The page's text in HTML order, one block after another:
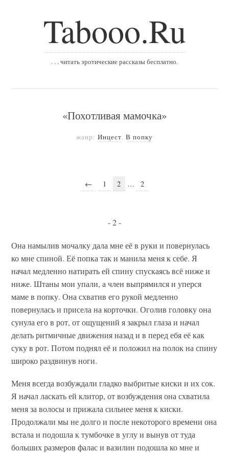
Tabooo.Ru
. . . читать эротические рассказы бесплатно.
«Похотливая мамочка»
жанр: Инцест, В попку
← 1 2 … 2
- 2 -
Она намылив мочалку дала мне её в руки и повернулась
ко мне спиной. Её попка так и манила меня к себе. Я
начал медленно натирать ей спину спускаясь всё ниже и
ниже. Штаны мои упали, а член выпрямился и уперся
маме в попку. Она схватив его рукой медленно
повернулась и присела на корточки. Оголив головку она
сунула его в рот, от ощущений я закрыл глаза и начал
делать ритмичные движения назад и в перед ебя её как
суку в рот. Потом поднял её и положил на полок на спину
широко раздвинув ноги.
Меня всегда возбуждали гладко выбритые киски и их сок.
Я начал ласкать ей клитор, от возбуждения она схватила
меня за волосы и прижала сильнее меня к киски.
Продолжали мы не долго и после некоторого времени она
встала и подошла к тумбочке в углу и вынув от туда
больших размеров фалас и вазилин подошла ко мне и